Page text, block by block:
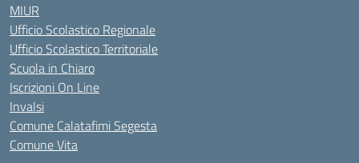
MIUR
Ufficio Scolastico Regionale
Ufficio Scolastico Territoriale
Scuola in Chiaro
Iscrizioni On Line
Invalsi
Comune Calatafimi Segesta
Comune Vita